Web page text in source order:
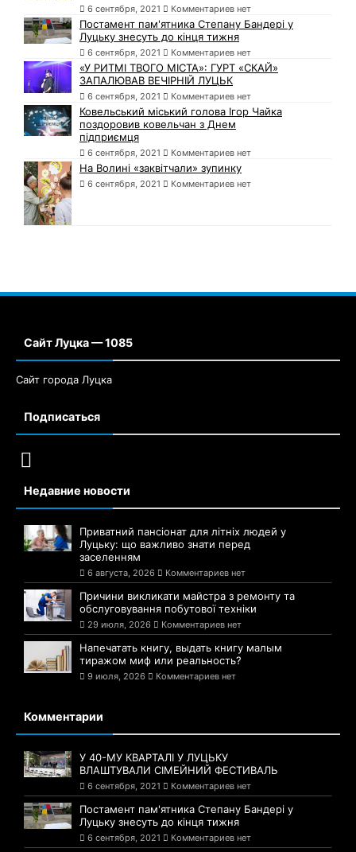
6 сентября, 2021 Комментариев нет
Постамент пам'ятника Степану Бандері у
Луцьку знесуть до кінця тижня
6 сентября, 2021 Комментариев нет
«У РИТМІ ТВОГО МІСТА»: ГУРТ «СКАЙ»
ЗАПАЛЮВАВ ВЕЧІРНІЙ ЛУЦЬК
6 сентября, 2021 Комментариев нет
Ковельський міський голова Ігор Чайка
поздоровив ковельчан з Днем
підприємця
6 сентября, 2021 Комментариев нет
На Волині «заквітчали» зупинку
6 сентября, 2021 Комментариев нет
Сайт Луцка — 1085
Сайт города Луцка
Подписаться
Недавние новости
Приватний пансіонат для літніх людей у
Луцьку: що важливо знати перед
заселенням
6 августа, 2026 Комментариев нет
Причини викликати майстра з ремонту та
обслуговування побутової техніки
29 июля, 2026 Комментариев нет
Напечатать книгу, выдать книгу малым
тиражом миф или реальность?
9 июля, 2026 Комментариев нет
Комментарии
У 40-МУ КВАРТАЛІ У ЛУЦЬКУ
ВЛАШТУВАЛИ СІМЕЙНИЙ ФЕСТИВАЛЬ
6 сентября, 2021 Комментариев нет
Постамент пам'ятника Степану Бандері у
Луцьку знесуть до кінця тижня
6 сентября, 2021 Комментариев нет